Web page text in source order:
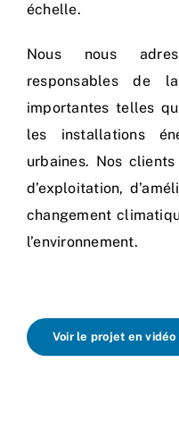
échelle.
Nous nous
responsables de
importantes telles
les installations
urbaines. Nos
d’exploitation,
changement
l’environnement.
Voir le projet en vidéo